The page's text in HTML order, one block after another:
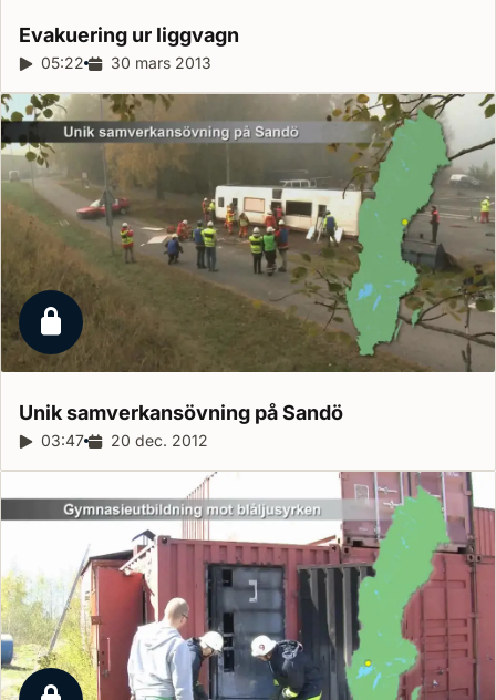
Evakuering ur liggvagn
Reportagelängd:
05:22 Releasedatum:
30 mars 2013
Låst reportage
Unik samverkansövning påSandö
Reportagelängd:
03:47 Releasedatum:
20 dec. 2012